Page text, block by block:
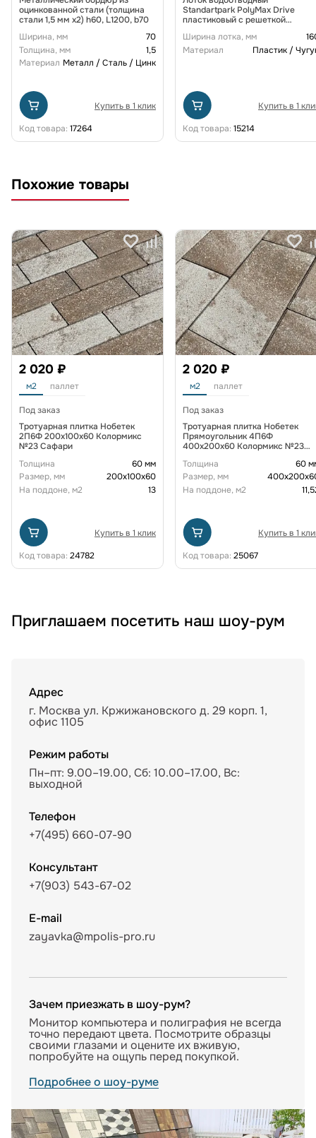
оцинкованной стали (толщина
стали 1,5 мм x2) h60, L1200, b70
Ширина, мм
70
Толщина, мм
1,5
Материал Металл / Сталь / Цинк
Купить в 1 клик
Код товара: 17264
Standartpark PolyMax Drive
пластиковый с решеткой
(комплект) 0805034-М
Ширина лотка, мм
Материал
Пластик /
Купить в 1
Код товара: 15214
Похожие товары
2 020 ₽
м2 паллет
Под заказ
Тротуарная плитка Нобетек
2П6Ф 200x100x60 Колормикс
№23 Сафари
Толщина
60 мм
Размер, мм
200х100х60
На поддоне, м2
13
Купить в 1 клик
Код товара: 24782
2 020 ₽
м2 паллет
Под заказ
Тротуарная плитка Нобетек
Прямоугольник 4П6Ф
400x200x60 Колормикс №23
Толщина
60
Размер, мм
На поддоне, м2
Купить в 1
Код товара: 25067
Приглашаем посетить наш шоу-рум
Адрес
г. Москва ул. Кржижановского д. 29 корп. 1,
офис 1105
Режим работы
Пн–пт: 9.00–19.00, Сб: 10.00–17.00, Вс:
выходной
Телефон
+7(495) 660-07-90
Консультант
+7(903) 543-67-02
E-mail
zayavka@mpolis-pro.ru
Зачем приезжать в шоу-рум?
Монитор компьютера и полиграфия не всегда
точно передают цвета. Посмотрите образцы
своими глазами и оцените их вживую,
попробуйте на ощупь перед покупкой.
Подробнее о шоу-руме